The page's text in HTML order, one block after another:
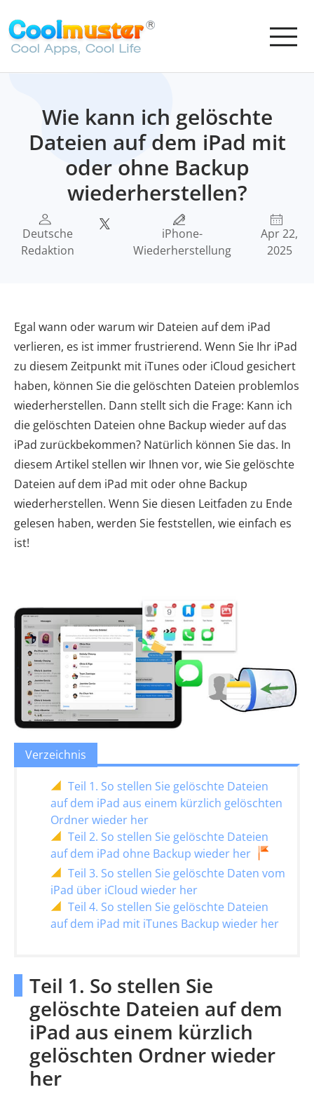
Wie kann ich gelöschte
Dateien auf dem iPad mit
oder ohne Backup
wiederherstellen?
Deutsche
Redaktion
iPhone-
Wiederherstellung
Apr 22,
2025
Egal wann oder warum wir Dateien auf dem iPad
verlieren, es ist immer frustrierend. Wenn Sie Ihr iPad
zu diesem Zeitpunkt mit iTunes oder iCloud gesichert
haben, können Sie die gelöschten Dateien problemlos
wiederherstellen. Dann stellt sich die Frage: Kann ich
die gelöschten Dateien ohne Backup wieder auf das
iPad zurückbekommen? Natürlich können Sie das. In
diesem Artikel stellen wir Ihnen vor, wie Sie gelöschte
Dateien auf dem iPad mit oder ohne Backup
wiederherstellen. Wenn Sie diesen Leitfaden zu Ende
gelesen haben, werden Sie feststellen, wie einfach es
ist!
Verzeichnis
Teil 1. So stellen Sie gelöschte Dateien
auf dem iPad aus einem kürzlich gelöschten
Ordner wieder her
Teil 2. So stellen Sie gelöschte Dateien
auf dem iPad ohne Backup wieder her
Teil 3. So stellen Sie gelöschte Daten vom
iPad über iCloud wieder her
Teil 4. So stellen Sie gelöschte Dateien
auf dem iPad mit iTunes Backup wieder her
Teil 1. So stellen Sie
gelöschte Dateien auf dem
iPad aus einem kürzlich
gelöschten Ordner wieder
her